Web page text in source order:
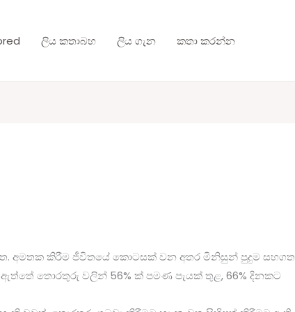
ලිය කතාබහ ලිය ගැන කතා කරන්න
අමතක කිරීම ජීවිතයේ කොටසක් වන අතර මිනිසුන් පුදුම සහගත
තොරතුරු වලින් 56% ක් පමණ පැයක් තුළ, 66% දිනකට